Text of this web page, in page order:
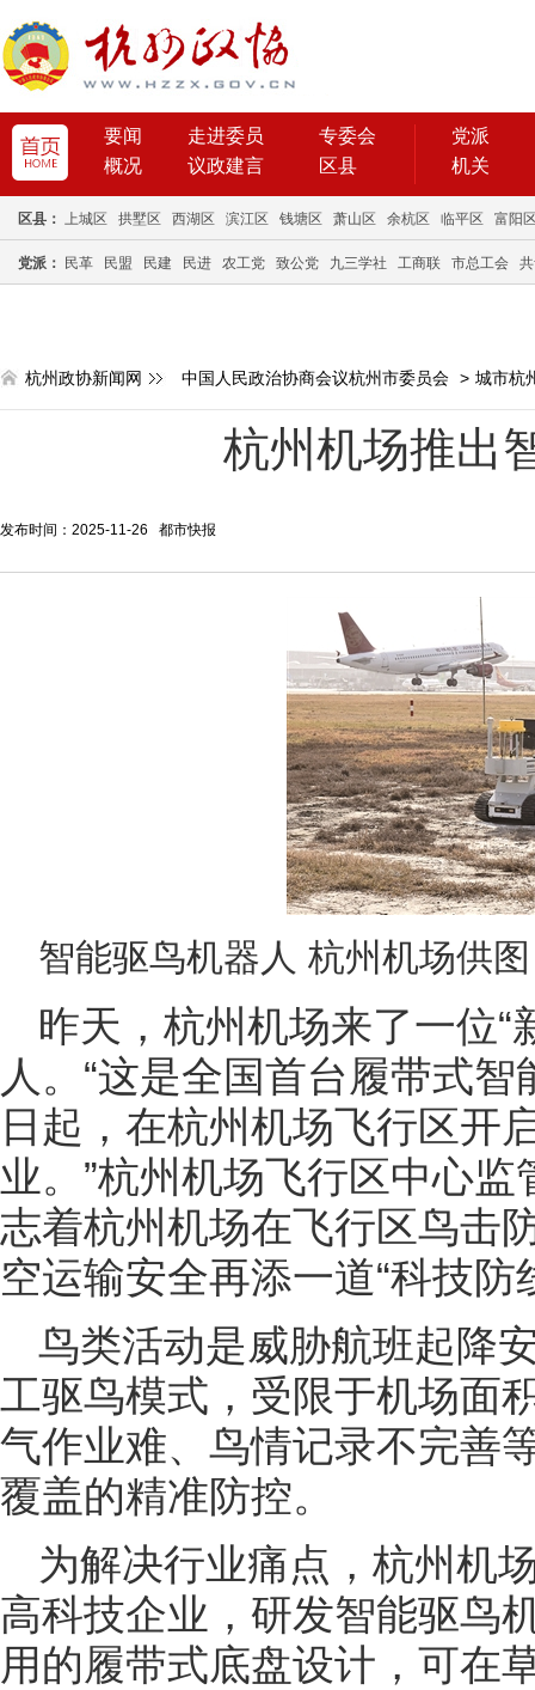
要闻 走进委员
专委会
概况
议政建言 区县
党派
机关
区县： 上城区 拱墅区 西湖区 滨江区 钱塘区 萧山区 余杭区 临平区 富阳
党派： 民革 民盟 民建 民进 农工党 致公党 九三学社 工商联 市总工会
杭州政协新闻网 中国人民政治协商会议杭州市委员会 > 城市杭
杭州机场推出
发布时间：2025-11-26 都市快报
智能驱鸟机器人 杭州机场供图
昨天，杭州机场来了一位
人。“这是全国首台履带式
日起，在杭州机场飞行区开
业。”杭州机场飞行区中心
志着杭州机场在飞行区鸟击
空运输安全再添一道“科技防
鸟类活动是威胁航班起降
工驱鸟模式，受限于机场面
气作业难、鸟情记录不完善
覆盖的精准防控。
为解决行业痛点，杭州机
高科技企业，研发智能驱鸟
用的履带式底盘设计，可在